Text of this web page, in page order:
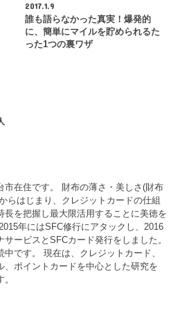
2017.1.9
誰も語らなかった真実！爆発的
に、簡単にマイルを貯められるた
った1つの裏ワザ
市在住です。 財布の薄さ・美しさ(財布
らはじまり、クレジットカードの仕組
長を把握し最大限活用することに美徳を
年にはSFC修行にアタックし、2016
サービスとSFCカード発行をしました。
中です。 現在は、クレジットカード、
、ポイントカードを中心とした研究を